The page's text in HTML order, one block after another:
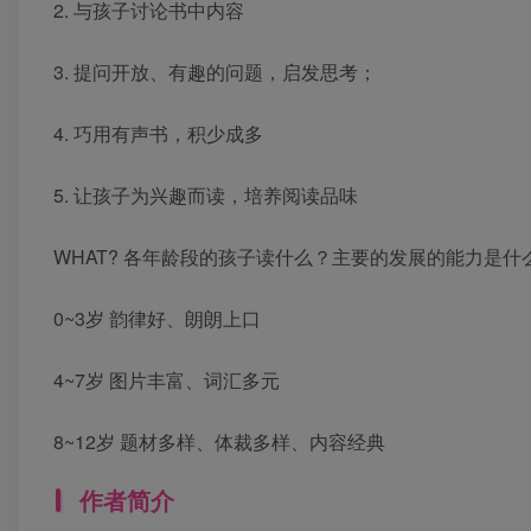
2. 与孩子讨论书中内容
3. 提问开放、有趣的问题，启发思考；
4. 巧用有声书，积少成多
5. 让孩子为兴趣而读，培养阅读品味
WHAT? 各年龄段的孩子读什么？主要的发展的能力是什
0~3岁 韵律好、朗朗上口
4~7岁 图片丰富、词汇多元
8~12岁 题材多样、体裁多样、内容经典
作者简介